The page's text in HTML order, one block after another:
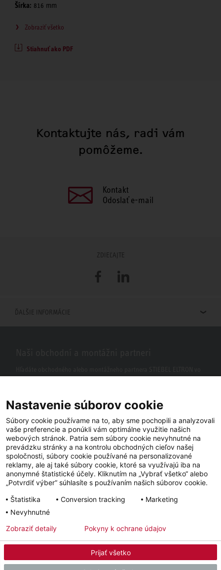
Šírka: 816 mm
Zobraziť všetko
Stiahnuť ako PDF
Kontaktujte nás, radi vám
pomôžeme.
Kontakt
Odoslať e-mail
ZDIEĽAJTE
FacebookLinkedIn
ĎALŠIE INFORMÁCIE
Impressum Ochrana osobných údajov Newsletter
Facebook YouTube LinkedIn
Instagram
© 2026 - STIEBEL ELTRON GmbH & Co. KG (DE)
Nastavenie súborov cookie
Súbory cookie používame na to, aby sme pochopili a analyzovali
vaše preferencie a ponúkli vám optimálne využitie našich
webových stránok. Patria sem súbory cookie nevyhnutné na
prevádzku stránky a na kontrolu obchodných cieľov našej
spoločnosti, súbory cookie používané na personalizované
reklamy, ale aj také súbory cookie, ktoré sa využívajú iba na
anonymné štatistické účely. Kliknutím na „Vybrať všetko“ alebo
„Potvrdiť výber“ súhlasíte s používaním našich súborov cookie.
Štatistika
Conversion tracking
Marketing
Nevyhnutné
Prijať všetko
Zobraziť detaily Pokyny k ochrane údajov